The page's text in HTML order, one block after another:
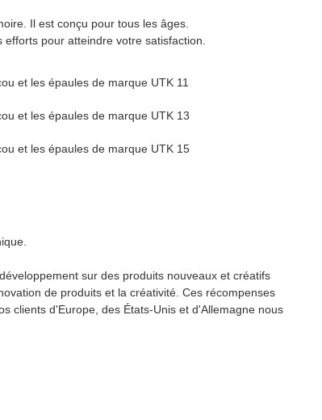
Il est conçu pour tous les âges.
pour atteindre votre satisfaction.
sur des produits nouveaux et créatifs
de produits et la créativité. Ces récompenses
clients d'Europe, des États-Unis et d'Allemagne nous